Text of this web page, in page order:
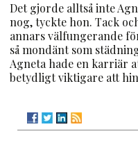
Det gjorde alltså inte
nog, tyckte hon. Tack
annars välfungerande
så mondänt som
Agneta hade en karriär
betydligt viktigare att